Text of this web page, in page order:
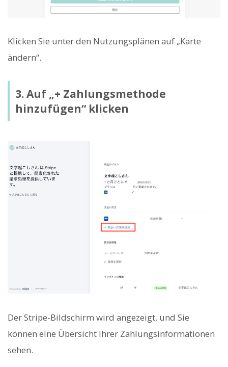
Klicken Sie unter den Nutzungsplänen auf „Karte
ändern“.
3. Auf „+ Zahlungsmethode
hinzufügen“ klicken
Der Stripe-Bildschirm wird angezeigt, und Sie
können eine Übersicht Ihrer Zahlungsinformationen
sehen.